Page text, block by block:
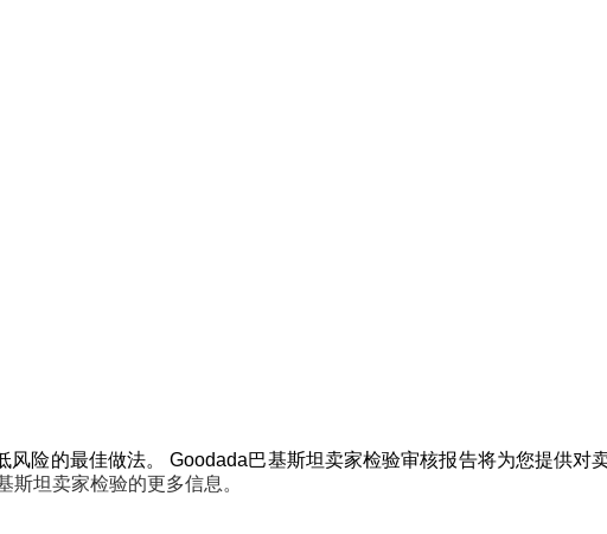
险的最佳做法。 Goodada巴基斯坦卖家检验审核报告将为您提供
斯坦卖家检验的更多信息。